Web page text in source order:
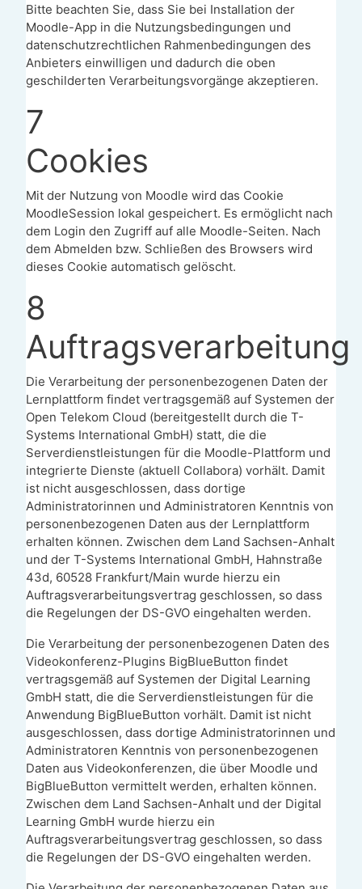
Bitte beachten Sie, dass Sie bei Installation der
Moodle-App in die Nutzungsbedingungen und
datenschutzrechtlichen Rahmenbedingungen des
Anbieters einwilligen und dadurch die oben
geschilderten Verarbeitungsvorgänge akzeptieren.
7
Cookies
Mit der Nutzung von Moodle wird das Cookie
MoodleSession lokal gespeichert. Es ermöglicht nach
dem Login den Zugriff auf alle Moodle-Seiten. Nach
dem Abmelden bzw. Schließen des Browsers wird
dieses Cookie automatisch gelöscht.
8
Auftragsverarbeitung
Die Verarbeitung der personenbezogenen Daten der
Lernplattform findet vertragsgemäß auf Systemen der
Open Telekom Cloud (bereitgestellt durch die T-
Systems International GmbH) statt, die die
Serverdienstleistungen für die Moodle-Plattform und
integrierte Dienste (aktuell Collabora) vorhält. Damit
ist nicht ausgeschlossen, dass dortige
Administratorinnen und Administratoren Kenntnis von
personenbezogenen Daten aus der Lernplattform
erhalten können. Zwischen dem Land Sachsen-Anhalt
und der T-Systems International GmbH, Hahnstraße
43d, 60528 Frankfurt/Main wurde hierzu ein
Auftragsverarbeitungsvertrag geschlossen, so dass
die Regelungen der DS-GVO eingehalten werden.
Die Verarbeitung der personenbezogenen Daten des
Videokonferenz-Plugins BigBlueButton findet
vertragsgemäß auf Systemen der Digital Learning
GmbH statt, die die Serverdienstleistungen für die
Anwendung BigBlueButton vorhält. Damit ist nicht
ausgeschlossen, dass dortige Administratorinnen und
Administratoren Kenntnis von personenbezogenen
Daten aus Videokonferenzen, die über Moodle und
BigBlueButton vermittelt werden, erhalten können.
Zwischen dem Land Sachsen-Anhalt und der Digital
Learning GmbH wurde hierzu ein
Auftragsverarbeitungsvertrag geschlossen, so dass
die Regelungen der DS-GVO eingehalten werden.